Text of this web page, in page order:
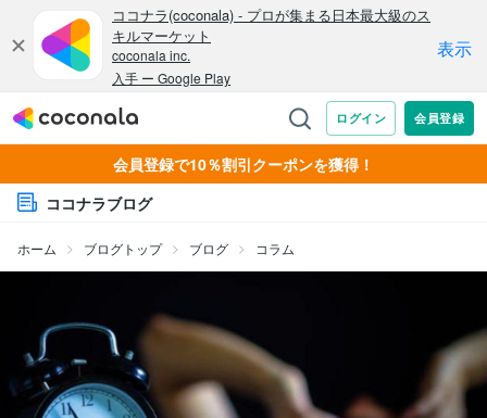
会員登録で10％割引クーポンを獲得！
ココナラブログ
ホーム ブログトップ ブログ コラム